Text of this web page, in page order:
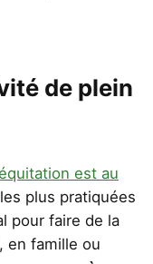
de plein
est au
plus pratiquées
pour faire de la
en famille ou